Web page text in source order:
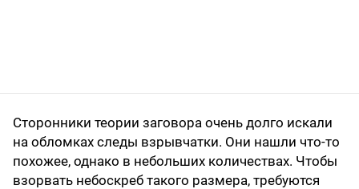
Сторонники теории заговора очень долго искали
на обломках следы взрывчатки. Они нашли что-то
похожее, однако в небольших количествах. Чтобы
взорвать небоскреб такого размера, требуются